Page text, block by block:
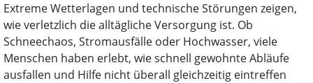
Extreme Wetterlagen und technische Störungen zeigen,
wie verletzlich die alltägliche Versorgung ist. Ob
Schneechaos, Stromausfälle oder Hochwasser, viele
Menschen haben erlebt, wie schnell gewohnte Abläufe
ausfallen und Hilfe nicht überall gleichzeitig eintreffen